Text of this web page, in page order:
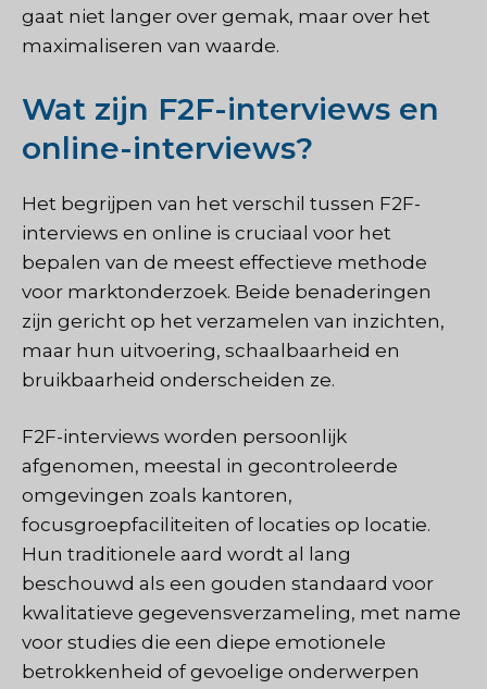
gaat niet langer over gemak, maar over het
maximaliseren van waarde.
Wat zijn F2F-interviews en
online-interviews?
Het begrijpen van het verschil tussen F2F-
interviews en online is cruciaal voor het
bepalen van de meest effectieve methode
voor marktonderzoek. Beide benaderingen
zijn gericht op het verzamelen van inzichten,
maar hun uitvoering, schaalbaarheid en
bruikbaarheid onderscheiden ze.
F2F-interviews worden persoonlijk
afgenomen, meestal in gecontroleerde
omgevingen zoals kantoren,
focusgroepfaciliteiten of locaties op locatie.
Hun traditionele aard wordt al lang
beschouwd als een gouden standaard voor
kwalitatieve gegevensverzameling, met name
voor studies die een diepe emotionele
betrokkenheid of gevoelige onderwerpen